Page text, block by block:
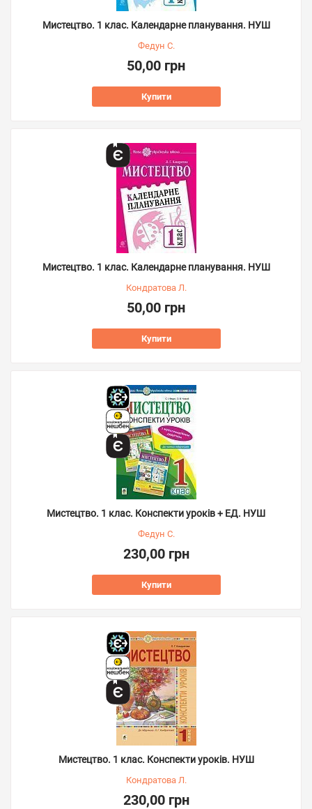
Мистецтво. 1 клас. Календарне планування. НУШ
Федун С.
50,00 грн
Купити
Мистецтво. 1 клас. Календарне планування. НУШ
Кондратова Л.
50,00 грн
Купити
Мистецтво. 1 клас. Конспекти уроків + ЕД. НУШ
Федун С.
230,00 грн
Купити
Мистецтво. 1 клас. Конспекти уроків. НУШ
Кондратова Л.
230,00 грн